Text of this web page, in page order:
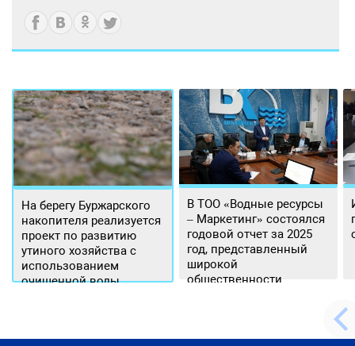
На берегу Буржарского
накопителя реализуется
проект по развитию
утиного хозяйства с
использованием
очищенной воды
В ТОО «Водные ресурсы
– Маркетинг» состоялся
годовой отчет за 2025
год, представленный
широкой
общественности.